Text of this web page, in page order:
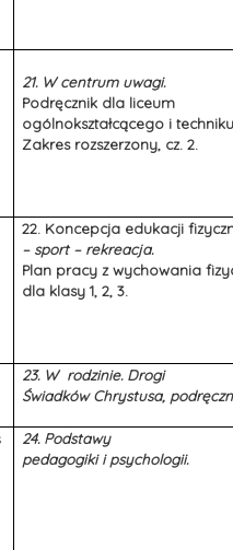
21. W centrum uwagi.
Podręcznik dla liceum
ogólnokształcącego i
Zakres rozszerzony, cz. 2.
22. Koncepcja edukacji
– sport – rekreacja.
Plan pracy z wychowania
dla klasy 1, 2, 3.
23. W rodzinie. Drogi
Świadków Chrystusa,
24. Podstawy
pedagogiki i psychologii.